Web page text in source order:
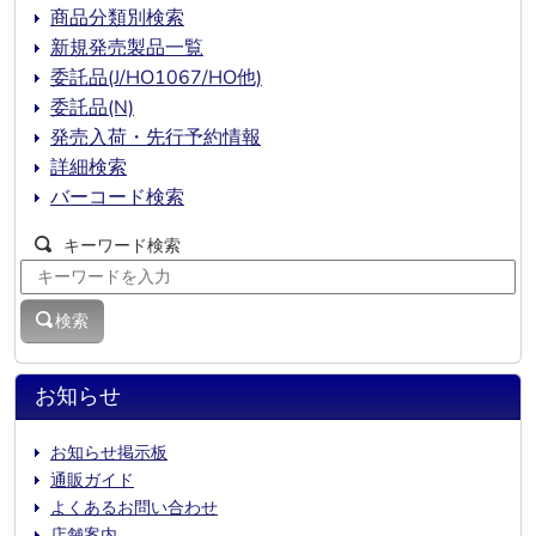
お知らせ
お知らせ掲示板
通販ガイド
よくあるお問い合わせ
商品分類別検索
新規発売製品一覧
委託品(J/HO1067/HO他)
委託品(N)
発売入荷・先行予約情報
詳細検索
バーコード検索
キーワード検索
検索